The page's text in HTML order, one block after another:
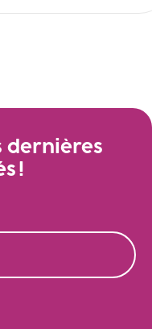
dernières
!